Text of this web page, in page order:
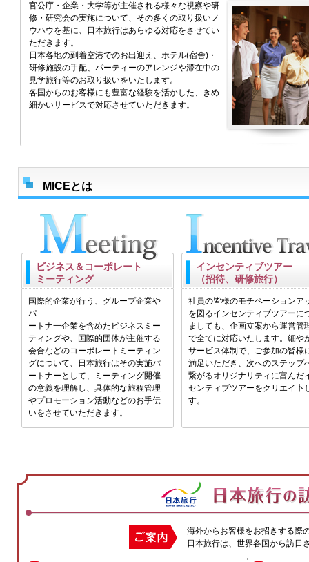
官公庁・企業・大学等が主催される様々な視察や研
修・研究会の実施について、その多くの取り扱いノ
ウハウを基に、日本旅行はあらゆる対応をさせてい
ただきます。
日本各地の到着空港でのお出迎え、ホテル(宿舎)・
研修施設の手配、パーティーのアレンジや滞在中の
見学旅行等のお取り扱いをいたします。
各国からのお客様にも豊富な経験を活かした、きめ
細かいサービスで対応させていただきます。
MICEとは
ビジネス＆コーポレート
ミーティング
国際的企業が行う、グループ企業や
パ
ートナ一企業を含めたビジネスミー
ティングや、国際的団体が主催する
会合などのコーポレートミーティン
グについて、日本旅行はその実施パ
ートナーとして、ミーティング開催
の意義を理解し、具体的な旅程管理
やプロモーション活動などのお手伝
いをさせていただきます。
インセンティブツアー
（招待、研修旅行）
社員の皆様のモチベーションア
を図るインセンティブツアーに
ましても、企画立案から運営管
で全てに対応いたします。細や
サービス体制で、ご参加の皆様
満足いただき、次へのステップ
繋がるオリジナリティに富んだ
センティブツアーをクリエイ卜
す。
海外からお客様をお招きする際
日本旅行は、世界各国から訪日